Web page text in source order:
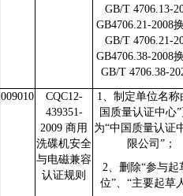
GB/T 4706.13-
GB4706.21-2008
GB/T 4706.21-
GB4706.38-2008
GB/T 4706.38-
009010
CQC12-
439351-
2009 商用
洗碟机安全
与电磁兼容
认证规则
1 、制定单位名称
国质量认证中心
为“中国质量认证
限公司”；
2 、删除“参与起
位”、“主要起草